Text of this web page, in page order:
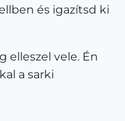
és igazítsd ki
elleszel vele. Én
a sarki